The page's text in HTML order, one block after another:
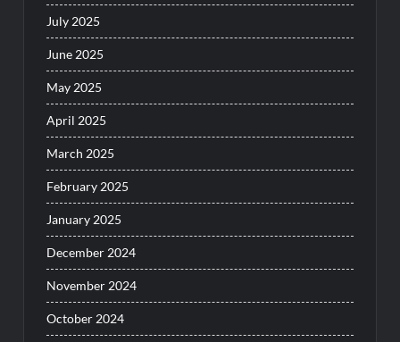
July 2025
June 2025
May 2025
April 2025
March 2025
February 2025
January 2025
December 2024
November 2024
October 2024